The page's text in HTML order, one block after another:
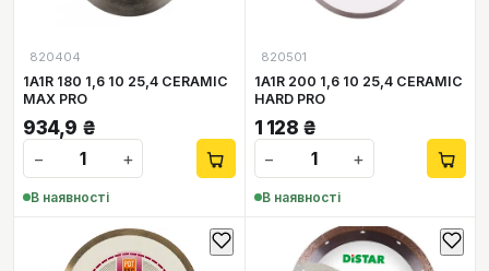
820404
1A1R 180 1,6 10 25,4 CERAMIC
MAX PRO
934,9 ₴
−
+
В наявності
820501
1A1R 200 1,6 10 25,4 CERAMIC
HARD PRO
1 128 ₴
−
+
В наявності